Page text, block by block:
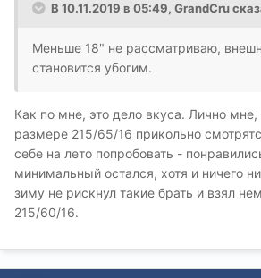
В 10.11.2019 в 05:49, GrandCru
Меньше 18" не рассматриваю,
становится убогим.
Как по мне, это дело вкуса. Лично
размере 215/65/16 прикольно
себе на лето попробовать -
минимальный остался, хотя и ничего
зиму не рискнул такие брать и взял
215/60/16.